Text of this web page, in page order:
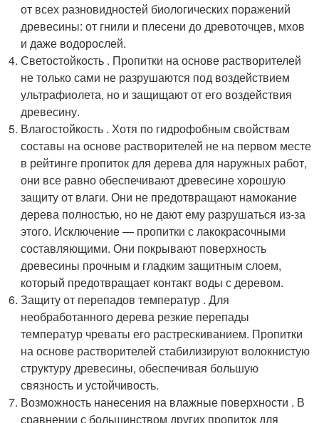
от всех разновидностей биологических поражений
древесины: от гнили и плесени до древоточцев, мхов
и даже водорослей.
Светостойкость . Пропитки на основе растворителей
не только сами не разрушаются под воздействием
ультрафиолета, но и защищают от его воздействия
древесину.
Влагостойкость . Хотя по гидрофобным свойствам
составы на основе растворителей не на первом месте
в рейтинге пропиток для дерева для наружных работ,
они все равно обеспечивают древесине хорошую
защиту от влаги. Они не предотвращают намокание
дерева полностью, но не дают ему разрушаться из-за
этого. Исключение — пропитки с лакокрасочными
составляющими. Они покрывают поверхность
древесины прочным и гладким защитным слоем,
который предотвращает контакт воды с деревом.
Защиту от перепадов температур . Для
необработанного дерева резкие перепады
температур чреваты его растрескиванием. Пропитки
на основе растворителей стабилизируют волокнистую
структуру древесины, обеспечивая большую
связность и устойчивость.
Возможность нанесения на влажные поверхности . В
сравнении с большинством других пропиток для